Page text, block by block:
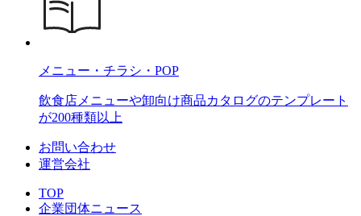
メニュー・チラシ・POP
飲食店メニューや卸向け商品カタログのテンプレート
が200種類以上
お問い合わせ
運営会社
TOP
企業団体ニュース